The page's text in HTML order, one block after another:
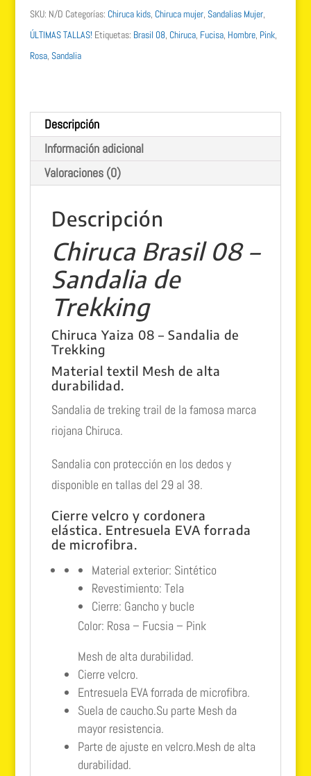
Sandalia
36
cantidad
SKU: N/D Categorías: Chiruca kids, Chiruca mujer, Sandalias Mujer,
ÚLTIMAS TALLAS! Etiquetas: Brasil 08, Chiruca, Fucisa, Hombre, Pink,
Rosa, Sandalia
Descripción
Información adicional
Valoraciones (0)
Descripción
Chiruca Brasil 08 –
Sandalia de
Trekking
Chiruca Yaiza 08 – Sandalia de
Trekking
Material textil Mesh de alta
durabilidad.
Sandalia de treking trail de la famosa marca
riojana Chiruca.
Sandalia con protección en los dedos y
disponible en tallas del 29 al 38.
Cierre velcro y cordonera
elástica. Entresuela EVA forrada
de microfibra.
Material exterior: Sintético
Revestimiento: Tela
Cierre: Gancho y bucle
Color: Rosa – Fucsia – Pink
Mesh de alta durabilidad.
Cierre velcro.
Entresuela EVA forrada de microfibra.
Suela de caucho.Su parte Mesh da
mayor resistencia.
Parte de ajuste en velcro.Mesh de alta
durabilidad.